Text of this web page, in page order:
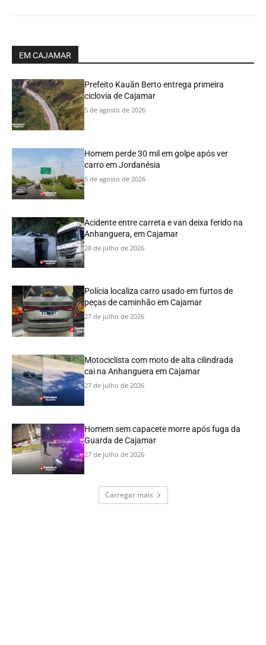
EM CAJAMAR
Prefeito Kauãn Berto entrega primeira
ciclovia de Cajamar
5 de agosto de 2026
Homem perde 30 mil em golpe após ver
carro em Jordanésia
5 de agosto de 2026
Acidente entre carreta e van deixa ferido na
Anhanguera, em Cajamar
28 de julho de 2026
Polícia localiza carro usado em furtos de
peças de caminhão em Cajamar
27 de julho de 2026
Motociclista com moto de alta cilindrada
cai na Anhanguera em Cajamar
27 de julho de 2026
Homem sem capacete morre após fuga da
Guarda de Cajamar
27 de julho de 2026
Carregar mais